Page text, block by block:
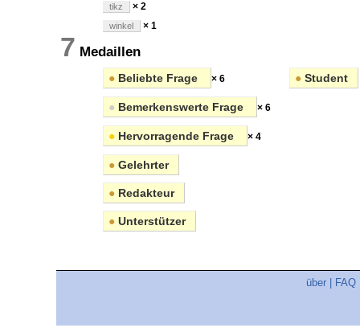
tikz × 2
winkel × 1
7 Medaillen
● Beliebte Frage × 6
● Bemerkenswerte Frage × 6
● Hervorragende Frage × 4
● Gelehrter
● Redakteur
● Unterstützer
● Student
über FAQ